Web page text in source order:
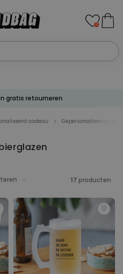
0
gratis retourneren
cadeau Gepersonaliseerde
17 producten